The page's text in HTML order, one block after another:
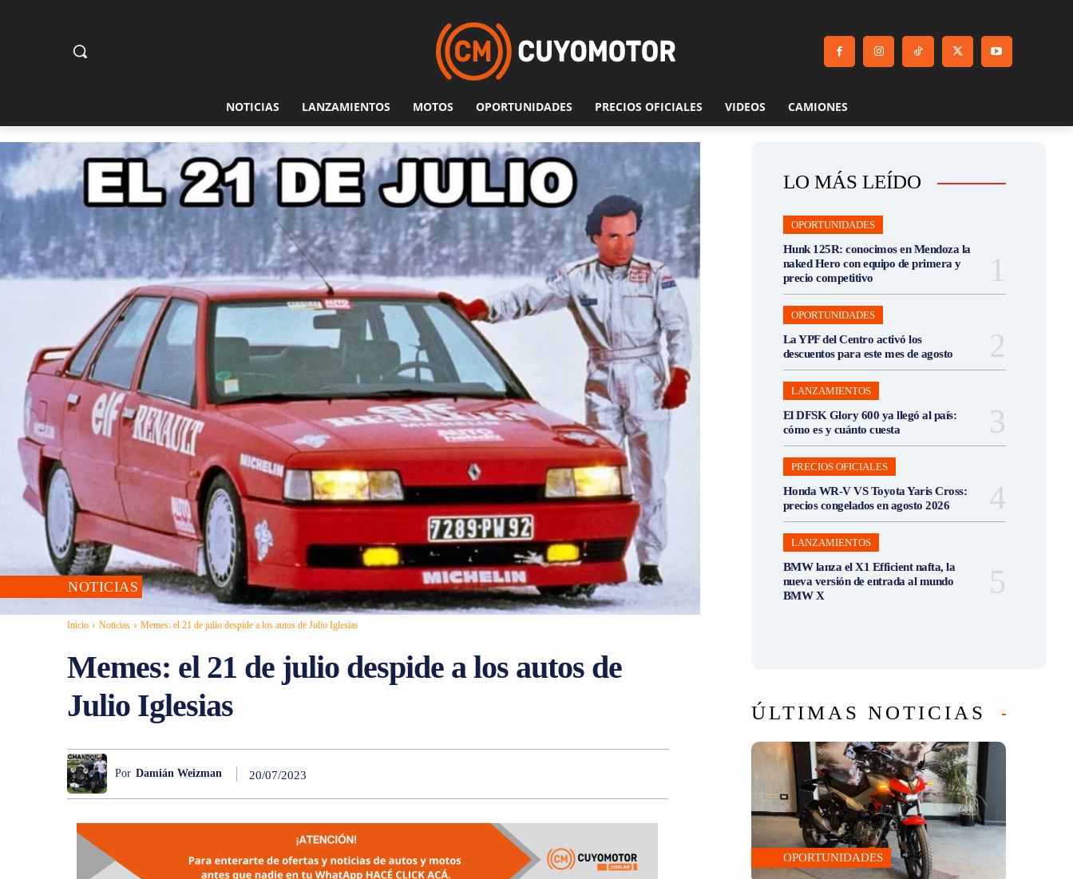
NOTICIAS LANZAMIENTOS MOTOS OPORTUNIDADES PRECIOS OFICIALES VIDEOS CAMIONES
NOTICIAS
Inicio Noticias Memes: el 21 de julio despide a los autos de Julio Iglesias
Memes: el 21 de julio despide a los autos de
Julio Iglesias
Por Damián Weizman 20/07/2023
LO MÁS LEÍDO
OPORTUNIDADES
Hunk 125R: conocimos en Mendoza la
naked Hero con equipo de primera y
precio competitivo
OPORTUNIDADES
La YPF del Centro activó los
descuentos para este mes de agosto
LANZAMIENTOS
El DFSK Glory 600 ya llegó al país:
cómo es y cuánto cuesta
PRECIOS OFICIALES
Honda WR-V VS Toyota Yaris Cross:
precios congelados en agosto 2026
LANZAMIENTOS
BMW lanza el X1 Efficient nafta, la
nueva versión de entrada al mundo
BMW X
ÚLTIMAS NOTICIAS
OPORTUNIDADES